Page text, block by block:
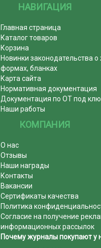
НАВИГАЦИЯ
Главная страница
Каталог товаров
Корзина
Новинки законодательства о
формах, бланках
Карта сайта
Нормативная документация
Документация по ОТ под
Наши работы
КОМПАНИЯ
О нас
Отзывы
Наши награды
Контакты
Вакансии
Сертификаты качества
Политика
Согласие на получение
информационных рассылок
Почему журналы покупают у